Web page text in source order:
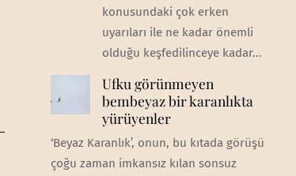
konusundaki çok erken
uyarıları ile ne kadar önemli
olduğu keşfedilinceye kadar...
Ufku görünmeyen
bembeyaz bir karanlıkta
yürüyenler
‘Beyaz Karanlık’, onun, bu kıtada görüşü
çoğu zaman imkansız kılan sonsuz